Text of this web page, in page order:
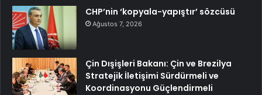
CHP’nin ‘kopyala-yapıştır’ sözcüsü
Ağustos 7, 2026
Çin Dışişleri Bakanı: Çin ve Brezilya
Stratejik İletişimi Sürdürmeli ve
Koordinasyonu Güçlendirmeli